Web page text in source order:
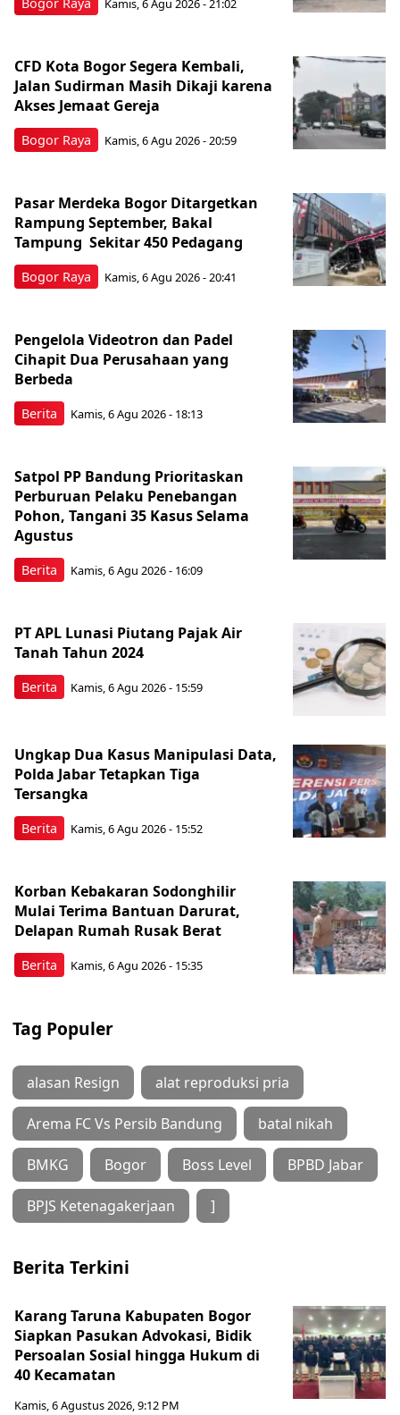
Kamis, 6 Agu 2026 - 21:02
Bogor Raya
CFD Kota Bogor Segera Kembali,
Jalan Sudirman Masih Dikaji karena
Akses Jemaat Gereja
Kamis, 6 Agu 2026 - 20:59
Bogor Raya
Pasar Merdeka Bogor Ditargetkan
Rampung September, Bakal
Tampung Sekitar 450 Pedagang
Kamis, 6 Agu 2026 - 20:41
Berita
Pengelola Videotron dan Padel
Cihapit Dua Perusahaan yang
Berbeda
Kamis, 6 Agu 2026 - 18:13
Berita
Satpol PP Bandung Prioritaskan
Perburuan Pelaku Penebangan
Pohon, Tangani 35 Kasus Selama
Agustus
Kamis, 6 Agu 2026 - 16:09
Berita
PT APL Lunasi Piutang Pajak Air
Tanah Tahun 2024
Kamis, 6 Agu 2026 - 15:59
Berita
Ungkap Dua Kasus Manipulasi Data,
Polda Jabar Tetapkan Tiga
Tersangka
Kamis, 6 Agu 2026 - 15:52
Berita
Korban Kebakaran Sodonghilir
Mulai Terima Bantuan Darurat,
Delapan Rumah Rusak Berat
Kamis, 6 Agu 2026 - 15:35
Tag Populer
alasan Resign alat reproduksi pria
Arema FC Vs Persib Bandung batal nikah
BMKG Bogor Boss Level BPBD Jabar
BPJS Ketenagakerjaan ]
Berita Terkini
Karang Taruna Kabupaten Bogor
Siapkan Pasukan Advokasi, Bidik
Persoalan Sosial hingga Hukum di
40 Kecamatan
Kamis, 6 Agustus 2026, 9:12 PM